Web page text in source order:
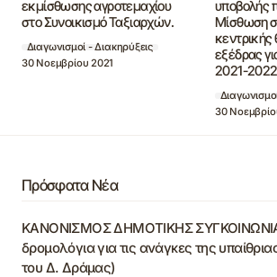
εκμίσθωσης αγροτεμαχίου
στο Συνοικισμό Ταξιαρχών.
Διαγωνισμοί - Διακηρύξεις
30 Νοεμβρίου 2021
υποβολής
Μίσθωση
εξέδρας
2021-
30
Πρόσφατα Νέα
ΚΑΝΟΝΙΣΜΟΣ ΔΗΜΟΤΙΚΗΣ
δρομολόγια για τις ανάγκες της
του Δ. Δράμας)